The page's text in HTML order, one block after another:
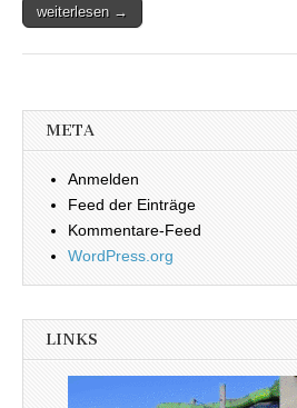
weiterlesen →
META
Anmelden
Feed der Einträge
Kommentare-Feed
WordPress.org
LINKS